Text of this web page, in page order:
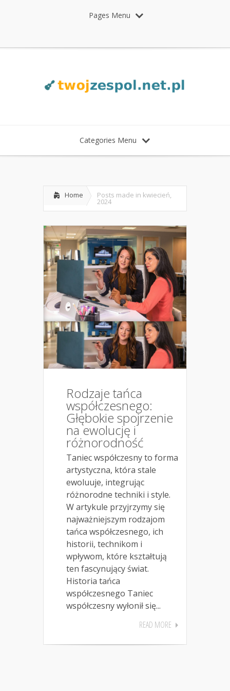
Pages Menu
Categories Menu
Home Posts made in kwiecień,
2024
Rodzaje tańca
współczesnego:
Głębokie spojrzenie
na ewolucję i
różnorodność
Taniec współczesny to forma
artystyczna, która stale
ewoluuje, integrując
różnorodne techniki i style.
W artykule przyjrzymy się
najważniejszym rodzajom
tańca współczesnego, ich
historii, technikom i
wpływom, które kształtują
ten fascynujący świat.
Historia tańca
współczesnego Taniec
współczesny wyłonił się...
READ MORE